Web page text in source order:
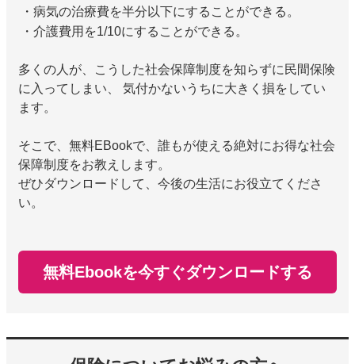
・病気の治療費を半分以下にすることができる。
・介護費用を1/10にすることができる。
多くの人が、こうした社会保障制度を知らずに民間保険
に入ってしまい、 気付かないうちに大きく損をしてい
ます。
そこで、無料EBookで、誰もが使える絶対にお得な社会
保障制度をお教えします。
ぜひダウンロードして、今後の生活にお役立てくださ
い。
無料Ebookを今すぐダウンロードする